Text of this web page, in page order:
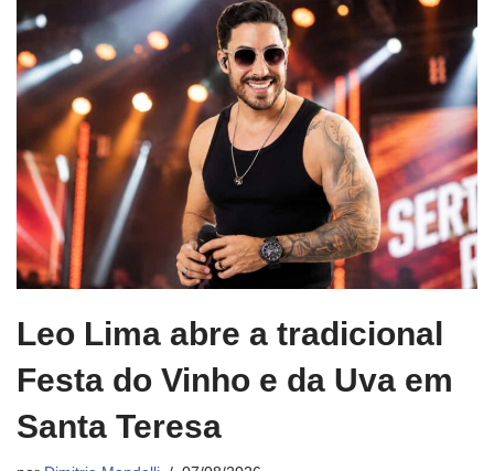
Leo Lima abre a tradicional
Festa do Vinho e da Uva em
Santa Teresa